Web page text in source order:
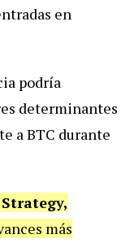
en
podría
determinantes
a BTC durante
Strategy,
más